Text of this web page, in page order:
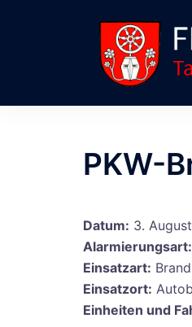
PKW-
Datum: 3.
Alarmierungsart:
Einsatzart: Brand
Einsatzort:
Einheiten und